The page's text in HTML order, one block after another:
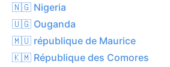
🇳🇬 Nigeria
🇺🇬 Ouganda
🇲🇺 république de Maurice
🇰🇲 République des Comores